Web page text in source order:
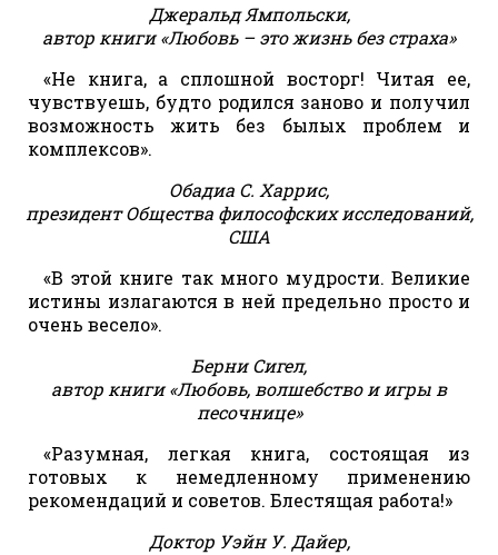
Джеральд Ямпольски,
автор книги «Любовь – это жизнь без страха»
«Не книга, а сплошной восторг! Читая ее,
чувствуешь, будто родился заново и получил
возможность жить без былых проблем и
комплексов».
Обадиа С. Харрис,
президент Общества философских исследований,
США
«В этой книге так много мудрости. Великие
истины излагаются в ней предельно просто и
очень весело».
Берни Сигел,
автор книги «Любовь, волшебство и игры в
песочнице»
«Разумная, легкая книга, состоящая из
готовых к немедленному применению
рекомендаций и советов. Блестящая работа!»
Доктор Уэйн У. Дайер,